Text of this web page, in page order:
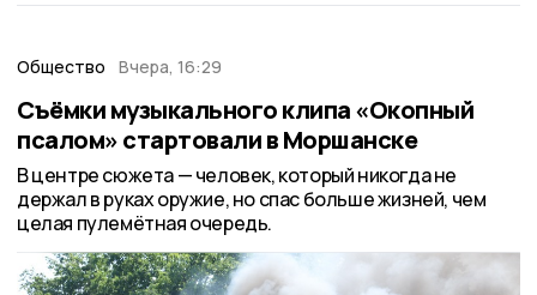
Общество Вчера, 16:29
Съёмки музыкального клипа «Окопный
псалом» стартовали в Моршанске
В центре сюжета — человек, который никогда не
держал в руках оружие, но спас больше жизней, чем
целая пулемётная очередь.